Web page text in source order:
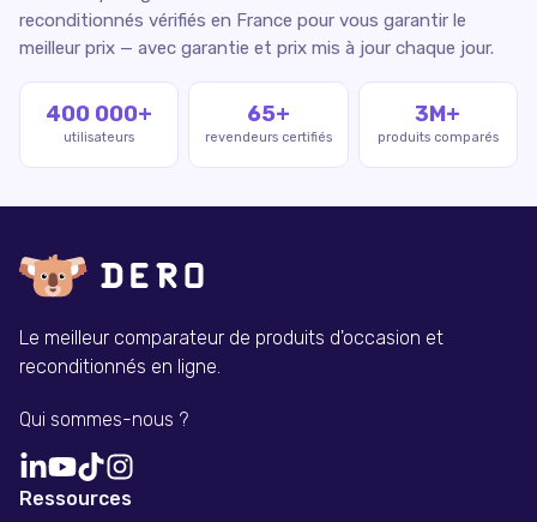
reconditionnés vérifiés en France pour vous garantir le
meilleur prix — avec garantie et prix mis à jour chaque jour.
400 000+
utilisateurs
65+
revendeurs certifiés
3M+
produits comparés
Le meilleur comparateur de produits d'occasion et
reconditionnés en ligne.
Qui sommes-nous ?
Ressources